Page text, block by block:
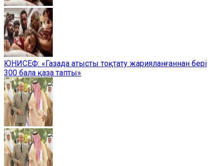
ЮНИСЕФ: «Газада атысты тоқтату жарияланғаннан бері
300 бала қаза тапты»